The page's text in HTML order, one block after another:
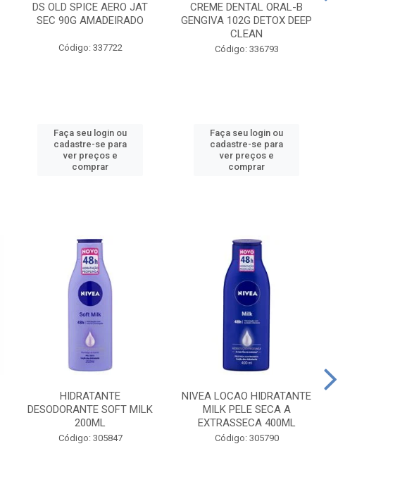
DS OLD SPICE AERO JAT
SEC 90G AMADEIRADO
Código: 337722
Faça seu login ou
cadastre-se para
ver preços e
comprar
CREME DENTAL ORAL-B
GENGIVA 102G DETOX DEEP
CLEAN
Código: 336793
Faça seu login ou
cadastre-se para
ver preços e
comprar
HIDRATANTE
DESODORANTE SOFT MILK
200ML
Código: 305847
NIVEA LOCAO HIDRATANTE
MILK PELE SECA A
EXTRASSECA 400ML
Código: 305790